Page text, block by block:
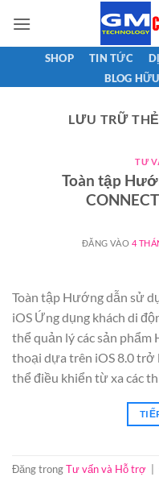
qua
nội
SHOP TIN TỨC
BLOG
LƯU TRỮ
TƯ
Toàn tập
ĐĂNG VÀO 4
Toàn tập Hướng dẫn sử
iOS Ứng dụng khách di
thể quản lý các sản
thoại dựa trên iOS 8.0 trở
thể điều khiển từ xa các
Đăng trongTư vấn và Hỗ trợ